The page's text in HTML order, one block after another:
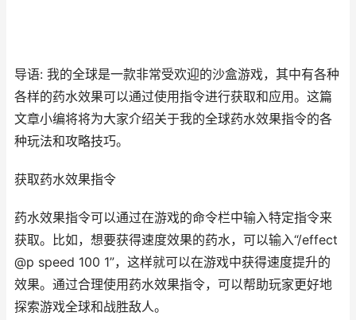
导语: 我的全球是一款非常受欢迎的沙盒游戏，其中有各种
各样的药水效果可以通过使用指令进行获取和应用。这篇
文章小编将将为大家介绍关于我的全球药水效果指令的各
种玩法和攻略技巧。
获取药水效果指令
药水效果指令可以通过在游戏的命令栏中输入特定指令来
获取。比如，想要获得速度效果的药水，可以输入“/effect
@p speed 100 1”，这样就可以在游戏中获得速度提升的
效果。通过合理使用药水效果指令，可以帮助玩家更好地
探索游戏全球和战胜敌人。